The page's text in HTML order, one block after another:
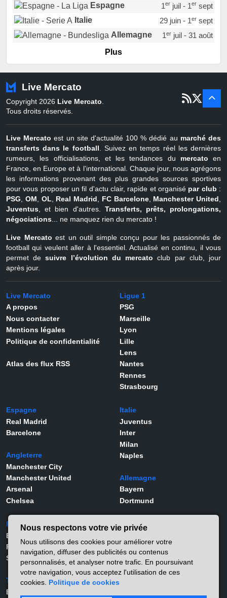
Espagne
1erjuil - 1ersept
Italie
29 juin - 1ersept
Allemagne
1erjuil - 31 août
Portugal
Pays-Bas
22 juin - 2 sept
Belgique
juil - 31
Plus
Live Mercato
Copyright 2026 Live Mercato
Tous droits réservés.
Live Mercato est un site d'actualité 100 % dédié au marché des
transferts dans le football . Suivez en temps réel les dernières
rumeurs, les officialisations, et les tendances du mercato en
France, en Europe et à l'international. Chaque jour, nous agrégons
les informations provenant des plus grandes sources sportives
pour vous proposer un fil d'actu clair, rapide et organisé par club :
PSG
OM OL Real Madrid FC Barcelone, Manchester United
Juventus , et bien d'autres. Transferts, prêts, prolongations,
négociations ... ne manquez rien du mercato !
Live Mercato est un outil simple conçu pour les passionnés de
football qui veulent aller à l'essentiel. Actualisé en continu, il vous
permet desuivre l’évolution du mercato club par club, jour
après jour.
Live Mercato
A propos
Nous contacter
Mentions légales
Politique de confidentialité
Atlas des flux RSS
Ligue 1
PSG
Marseille
Lyon
Lille
Lens
Nantes
Rennes
Strasbourg
Espagne
Real Madrid
Barcelone
Angleterre
Manchester City
Manchester United
Arsenal
Chelsea
Italie
Juventus
Inter
Milan
Naples
Allemagne
Bayern
Dortmund
Portugal
Benfica
Porto
Sporting
Turquie
Besiktas
Joueurs
Lamine Yamal
Rodrygo
Vinicius Jr
Nous respectons votre vie privée
Nous utilisons des cookies pour améliorer votre
navigation, diffuser des publicités ou contenus
personnalisés, et analyser notre trafic. En poursuivant
votre navigation, vous acceptez l'utilisation de ces
cookies. Politique de cookies